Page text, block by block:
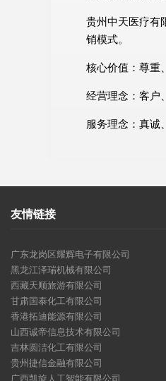
贵州中天医疗有
销模式。
核心价值：尊重
经营理念：客户
服务理念：真诚
友情链接
广东龙岗区耀辉电子有限公司
黑龙江泽瑞机械有限公司
西藏天顺旅游有限公司
甘肃国泰化工有限公司
香港拓迪能源有限公司
山西诚帝信息技术有限公司
吉林圆洁化工有限公司
贵州捷信金融有限公司
广西凯旋人工智能有限公司